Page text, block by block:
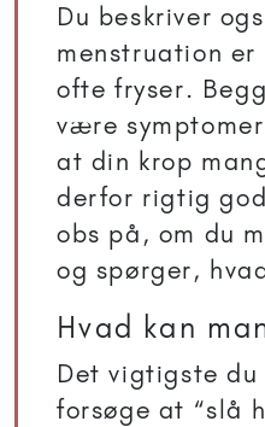
Du beskriver
menstruation
ofte fryser.
være
at din krop
derfor rigtig
obs på, om du
og spørger,
Hvad kan
Det vigtigste
forsøge at “slå